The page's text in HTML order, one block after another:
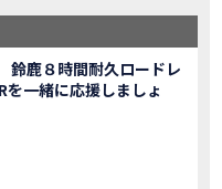
ギャラリー
トギャラリー
店舗合同周年祭フォトギャラリー
鹿８時間耐久ロードレ
を一緒に応援しましょ